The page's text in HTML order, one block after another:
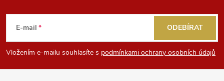
p
E-mail
Vložením e-mailu souhlasíte s podmínkami ochrany osobních údajů
ODEBÍRAT